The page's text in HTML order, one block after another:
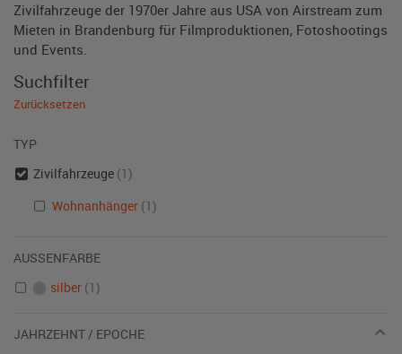
Zivilfahrzeuge der 1970er Jahre aus USA von Airstream zum
Mieten in Brandenburg für Filmproduktionen, Fotoshootings
und Events.
Suchfilter
Zurücksetzen
TYP
Zivilfahrzeuge (1)
Wohnanhänger (1)
AUSSENFARBE
silber (1)
JAHRZEHNT / EPOCHE